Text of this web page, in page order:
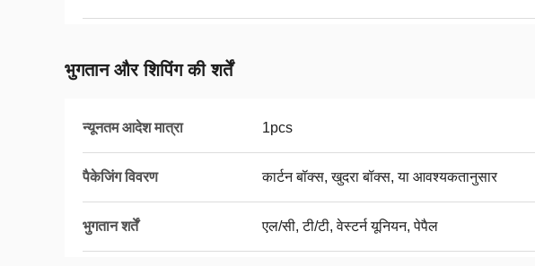
भुगतान और शिपिंग की शर्तें
न्यूनतम आदेश मात्रा 1pcs
पैकेजिंग विवरण कार्टन बॉक्स, खुदरा बॉक्स, या आवश्यकतानुसार
भुगतान शर्तें एल/सी, टी/टी, वेस्टर्न यूनियन, पेपैल